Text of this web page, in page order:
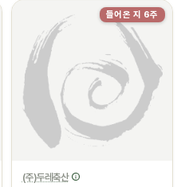
들어온 지 6주
(주)두레축산